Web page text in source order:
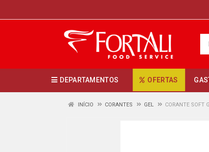
DEPARTAMENTOS OFERTAS
INÍCIO CORANTES GEL CORANTE SOFT